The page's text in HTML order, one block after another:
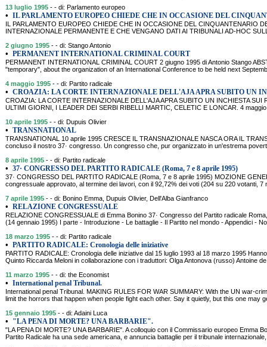
13 luglio 1995 - - di: Parlamento europeo
• IL PARLAMENTO EUROPEO CHIEDE CHE IN OCCASIONE DEL
IL PARLAMENTO EUROPEO CHIEDE CHE IN OCCASIONE DEL CINQUANTENARIO
INTERNAZIONALE PERMANENTE E CHE VENGANO DATI AI TRIBUNALI AD-HOC
2 giugno 1995 - - di: Stango Antonio
• PERMANENT INTERNATIONAL CRIMINAL COURT
PERMANENT INTERNATIONAL CRIMINAL COURT 2 giugno 1995 di Antonio Stango
"temporary", about the organization of an International Conference to be held next
4 maggio 1995 - - di: Partito radicale
• CROAZIA: LA CORTE INTERNAZIONALE DELL'AJA APRA SUBITO UN
CROAZIA: LA CORTE INTERNAZIONALE DELL'AJA APRA SUBITO UN INCHIESTA
ULTIMI GIORNI, I LEADER DEI SERBI RIBELLI MARTIC, CELETIC E LONCAR. 4
10 aprile 1995 - - di: Dupuis Olivier
• TRANSNATIONAL
TRANSNATIONAL 10 aprile 1995 CRESCE IL TRANSNAZIONALE NASCA ORA IL
concluso il nostro 37· congresso. Un congresso che, pur organizzato in un'estrema
8 aprile 1995 - - di: Partito radicale
• 37· CONGRESSO DEL PARTITO RADICALE (Roma, 7 e 8 aprile 1995)
37· CONGRESSO DEL PARTITO RADICALE (Roma, 7 e 8 aprile 1995) MOZIONE
congressuale approvato, al termine dei lavori, con il 92,72% dei voti (204 su 220 votanti, 7
7 aprile 1995 - - di: Bonino Emma, Dupuis Olivier, Dell'Alba Gianfranco
• RELAZIONE CONGRESSUALE
RELAZIONE CONGRESSUALE di Emma Bonino 37· Congresso del Partito radicale
(14 gennaio 1995) I parte - Introduzione - Le battaglie - Il Partito nel mondo - Appendici -
18 marzo 1995 - - di: Partito radicale
• PARTITO RADICALE: Cronologia delle iniziative
PARTITO RADICALE: Cronologia delle iniziative dal 15 luglio 1993 al 18 marzo 1995
Quinto Riccarda Meloni in collaborazione con i traduttori: Olga Antonova (russo) Antoine
11 marzo 1995 - - di: the Economist
• International penal Tribunal.
International penal Tribunal. MAKING RULES FOR WAR SUMMARY: With the UN war-
limit the horrors that happen when people fight each other. Say it quietly, but this one may
15 gennaio 1995 - - di: Adaini Luca
• "LA PENA DI MORTE? UNA BARBARIE".
"LA PENA DI MORTE? UNA BARBARIE". A colloquio con il Commissario europeo Emma
Partito Radicale ha una sede americana, e annuncia battaglie per il tribunale